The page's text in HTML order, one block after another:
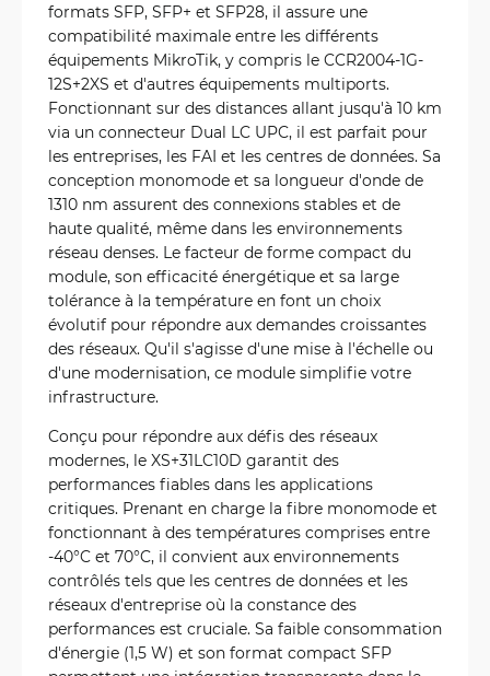
formats SFP, SFP+ et SFP28, il assure une
compatibilité maximale entre les différents
équipements MikroTik, y compris le CCR2004-1G-
12S+2XS et d'autres équipements multiports.
Fonctionnant sur des distances allant jusqu'à 10 km
via un connecteur Dual LC UPC, il est parfait pour
les entreprises, les FAI et les centres de données. Sa
conception monomode et sa longueur d'onde de
1310 nm assurent des connexions stables et de
haute qualité, même dans les environnements
réseau denses. Le facteur de forme compact du
module, son efficacité énergétique et sa large
tolérance à la température en font un choix
évolutif pour répondre aux demandes croissantes
des réseaux. Qu'il s'agisse d'une mise à l'échelle ou
d'une modernisation, ce module simplifie votre
infrastructure.
Conçu pour répondre aux défis des réseaux
modernes, le XS+31LC10D garantit des
performances fiables dans les applications
critiques. Prenant en charge la fibre monomode et
fonctionnant à des températures comprises entre
-40°C et 70°C, il convient aux environnements
contrôlés tels que les centres de données et les
réseaux d'entreprise où la constance des
performances est cruciale. Sa faible consommation
d'énergie (1,5 W) et son format compact SFP